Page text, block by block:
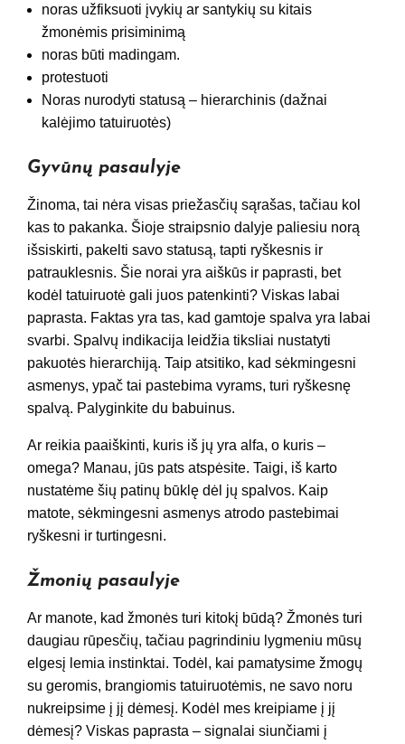
noras užfiksuoti įvykių ar santykių su kitais
žmonėmis prisiminimą
noras būti madingam.
protestuoti
Noras nurodyti statusą – hierarchinis (dažnai
kalėjimo tatuiruotės)
Gyvūnų pasaulyje
Žinoma, tai nėra visas priežasčių sąrašas, tačiau kol
kas to pakanka. Šioje straipsnio dalyje paliesiu norą
išsiskirti, pakelti savo statusą, tapti ryškesnis ir
patrauklesnis. Šie norai yra aiškūs ir paprasti, bet
kodėl tatuiruotė gali juos patenkinti? Viskas labai
paprasta. Faktas yra tas, kad gamtoje spalva yra labai
svarbi. Spalvų indikacija leidžia tiksliai nustatyti
pakuotės hierarchiją. Taip atsitiko, kad sėkmingesni
asmenys, ypač tai pastebima vyrams, turi ryškesnę
spalvą. Palyginkite du babuinus.
Ar reikia paaiškinti, kuris iš jų yra alfa, o kuris –
omega? Manau, jūs pats atspėsite. Taigi, iš karto
nustatėme šių patinų būklę dėl jų spalvos. Kaip
matote, sėkmingesni asmenys atrodo pastebimai
ryškesni ir turtingesni.
Žmonių pasaulyje
Ar manote, kad žmonės turi kitokį būdą? Žmonės turi
daugiau rūpesčių, tačiau pagrindiniu lygmeniu mūsų
elgesį lemia instinktai. Todėl, kai pamatysime žmogų
su geromis, brangiomis tatuiruotėmis, ne savo noru
nukreipsime į jį dėmesį. Kodėl mes kreipiame į jį
dėmesį? Viskas paprasta – signalai siunčiami į